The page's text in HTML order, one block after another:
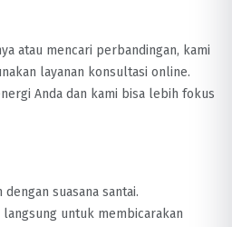
atau mencari perbandingan, kami
layanan konsultasi online.
Anda dan kami bisa lebih fokus
suasana santai.
untuk membicarakan